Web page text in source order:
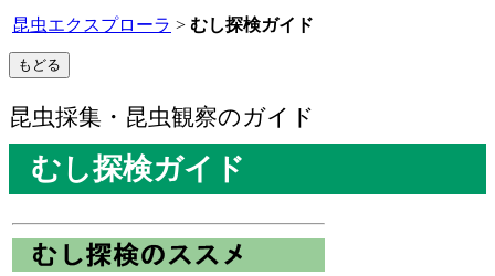
昆虫エクスプローラ > むし探検ガイド
昆虫採集・昆虫観察のガイド
むし探検ガイド